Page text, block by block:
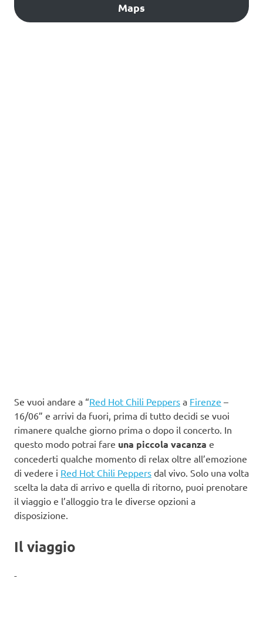
Maps
Se vuoi andare a “Red Hot Chili Peppers a Firenze –
16/06” e arrivi da fuori, prima di tutto decidi se vuoi
rimanere qualche giorno prima o dopo il concerto. In
questo modo potrai fare una piccola vacanza e
concederti qualche momento di relax oltre all’emozione
di vedere i Red Hot Chili Peppers dal vivo. Solo una volta
scelta la data di arrivo e quella di ritorno, puoi prenotare
il viaggio e l’alloggio tra le diverse opzioni a
disposizione.
Il viaggio
-